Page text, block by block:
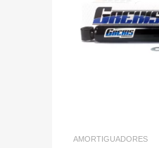
AMORTIGUADORES